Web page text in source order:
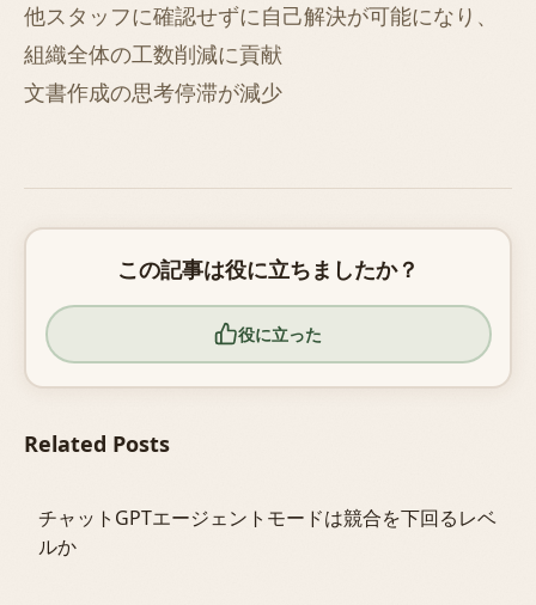
他スタッフに確認せずに自己解決が可能になり、
組織全体の工数削減に貢献
文書作成の思考停滞が減少
この記事は役に立ちましたか？
役に立った
Related Posts
チャットGPTエージェントモードは競合を下回るレベ
ルか